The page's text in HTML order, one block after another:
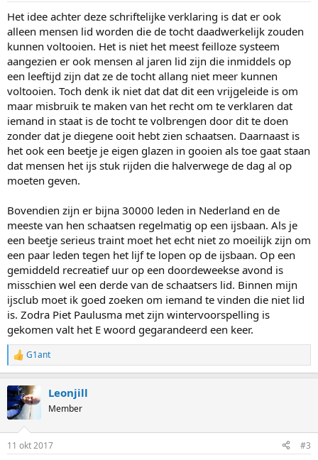
Het idee achter deze schriftelijke verklaring is dat er ook
alleen mensen lid worden die de tocht daadwerkelijk zouden
kunnen voltooien. Het is niet het meest feilloze systeem
aangezien er ook mensen al jaren lid zijn die inmiddels op
een leeftijd zijn dat ze de tocht allang niet meer kunnen
voltooien. Toch denk ik niet dat dat dit een vrijgeleide is om
maar misbruik te maken van het recht om te verklaren dat
iemand in staat is de tocht te volbrengen door dit te doen
zonder dat je diegene ooit hebt zien schaatsen. Daarnaast is
het ook een beetje je eigen glazen in gooien als toe gaat staan
dat mensen het ijs stuk rijden die halverwege de dag al op
moeten geven.
Bovendien zijn er bijna 30000 leden in Nederland en de
meeste van hen schaatsen regelmatig op een ijsbaan. Als je
een beetje serieus traint moet het echt niet zo moeilijk zijn om
een paar leden tegen het lijf te lopen op de ijsbaan. Op een
gemiddeld recreatief uur op een doordeweekse avond is
misschien wel een derde van de schaatsers lid. Binnen mijn
ijsclub moet ik goed zoeken om iemand te vinden die niet lid
is. Zodra Piet Paulusma met zijn wintervoorspelling is
gekomen valt het E woord gegarandeerd een keer.
R
e
c
t
i
s
G1ant
Leonjill
Member
11 okt 2017 #3